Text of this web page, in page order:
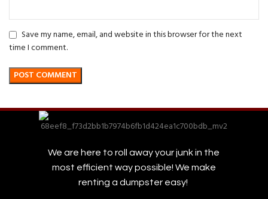
Save my name, email, and website in this browser for the next
time I comment.
We are here to roll away your junk in the
most efficient way possible! We make
renting a dumpster easy!